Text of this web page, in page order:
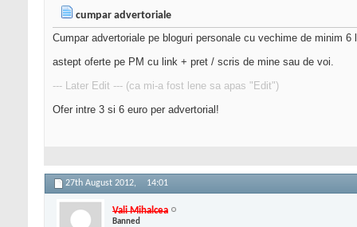
cumpar advertoriale
Cumpar advertoriale pe bloguri personale cu vechime de minim 6
astept oferte pe PM cu link + pret / scris de mine sau de voi.
--- Later Edit --- (ca mi-a fost lene sa apas "Edit")
Ofer intre 3 si 6 euro per advertorial!
27th August 2012, 14:01
Vali Mihalcea
Banned